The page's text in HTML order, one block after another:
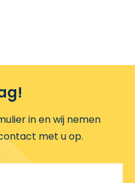
in en wij nemen
met u op.